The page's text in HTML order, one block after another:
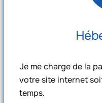
Je me charge de la
votre site internet
temps.